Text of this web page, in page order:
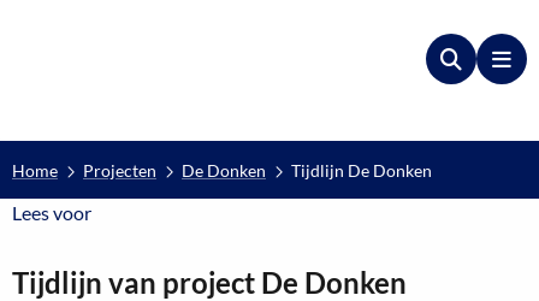
Zoeken
Home Projecten De Donken Tijdlijn De Donken
Lees voorLees voor
Tijdlijn van project De Donken